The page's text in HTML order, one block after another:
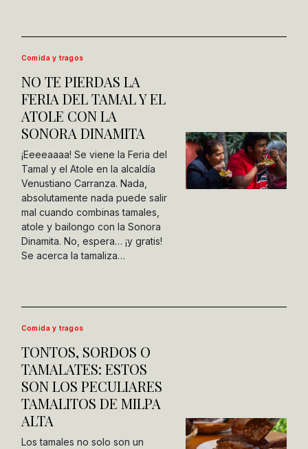
Comida y tragos
NO TE PIERDAS LA
FERIA DEL TAMAL Y EL
ATOLE CON LA
SONORA DINAMITA
¡Eeeeaaaa! Se viene la Feria del
Tamal y el Atole en la alcaldía
Venustiano Carranza. Nada,
absolutamente nada puede salir
mal cuando combinas tamales,
atole y bailongo con la Sonora
Dinamita. No, espera… ¡y gratis!
Se acerca la tamaliza…
Comida y tragos
TONTOS, SORDOS O
TAMALATES: ESTOS
SON LOS PECULIARES
TAMALITOS DE MILPA
ALTA
Los tamales no solo son un